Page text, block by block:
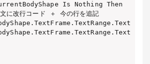
Is Nothing Then
に改行コード ＋ 今の行を追記
= _
&